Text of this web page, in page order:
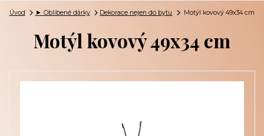
Úvod ► Oblíbené dárky Dekorace nejen do bytu Motýl kovový 49x34 cm
Motýl kovový 49x34 cm